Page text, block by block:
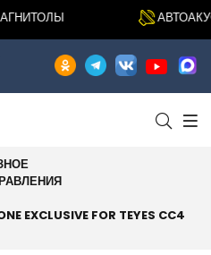
EXCLUSIVE FOR TEYES CC4